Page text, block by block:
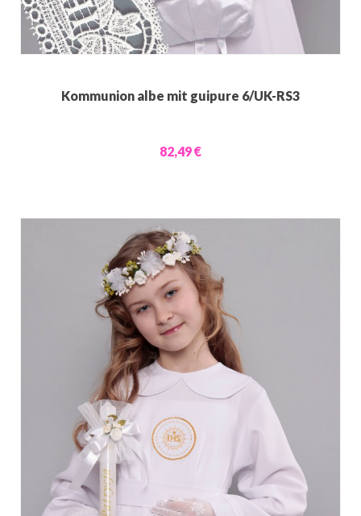
Kommunion albe mit guipure 6/UK-RS3
82,49 €